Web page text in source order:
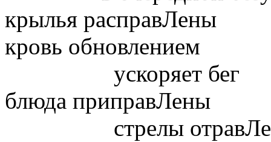
крылья расправЛены
кровь обновлением
ускоряет бег
блюда приправЛены
стрелы